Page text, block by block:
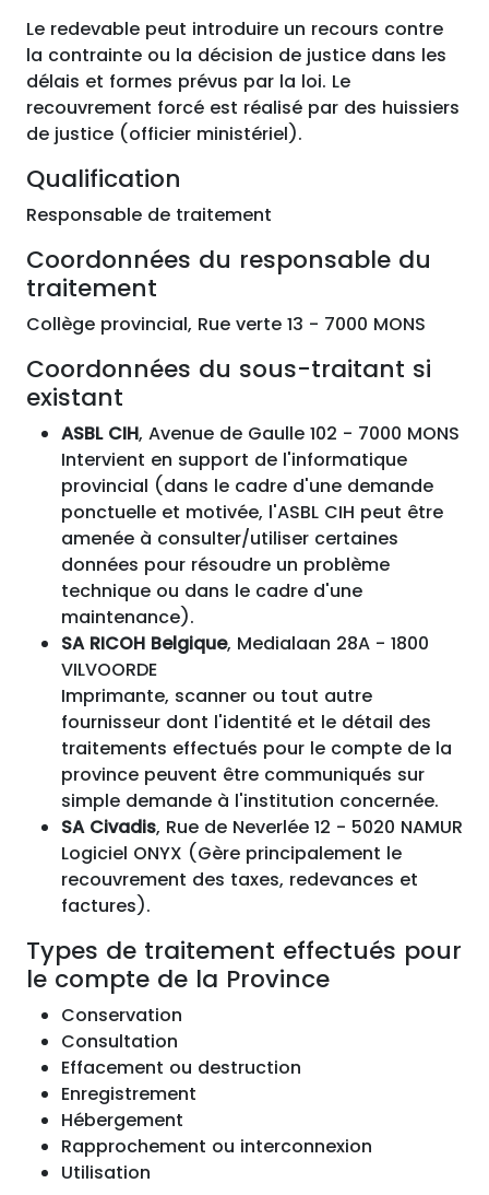
Le redevable peut introduire un recours contre
la contrainte ou la décision de justice dans les
délais et formes prévus par la loi. Le
recouvrement forcé est réalisé par des huissiers
de justice (officier ministériel).
Qualification
Responsable de traitement
Coordonnées du responsable du
traitement
Collège provincial, Rue verte 13 - 7000 MONS
Coordonnées du sous-traitant si
existant
ASBL CIH, Avenue de Gaulle 102 - 7000 MONS
Intervient en support de l'informatique
provincial (dans le cadre d'une demande
ponctuelle et motivée, l'ASBL CIH peut être
amenée à consulter/utiliser certaines
données pour résoudre un problème
technique ou dans le cadre d'une
maintenance).
SA RICOH Belgique, Medialaan 28A - 1800
VILVOORDE
Imprimante, scanner ou tout autre
fournisseur dont l'identité et le détail des
traitements effectués pour le compte de la
province peuvent être communiqués sur
simple demande à l'institution concernée.
SA Civadis, Rue de Neverlée 12 - 5020 NAMUR
Logiciel ONYX (Gère principalement le
recouvrement des taxes, redevances et
factures).
Types de traitement effectués pour
le compte de la Province
Conservation
Consultation
Effacement ou destruction
Enregistrement
Hébergement
Rapprochement ou interconnexion
Utilisation